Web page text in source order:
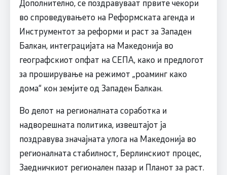
Дополнително, се поздравуваат првите чекори
во спроведувањето на Реформската агенда и
Инструментот за реформи и раст за Западен
Балкан, интеграцијата на Македонија во
географскиот опфат на СЕПА, како и предлогот
за проширување на режимот „роаминг како
дома“ кон земјите од Западен Балкан.
Во делот на регионалната соработка и
надворешната политика, извештајот ја
поздравува значајната улога на Македонија во
регионалната стабилност, Берлинскиот процес,
Заедничкиот регионален пазар и Планот за раст.